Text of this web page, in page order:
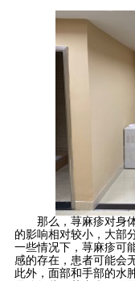
那么，荨麻疹对身体
的影响相对较小，大部
一些情况下，荨麻疹可
感的存在，患者可能会
此外，面部和手部的水